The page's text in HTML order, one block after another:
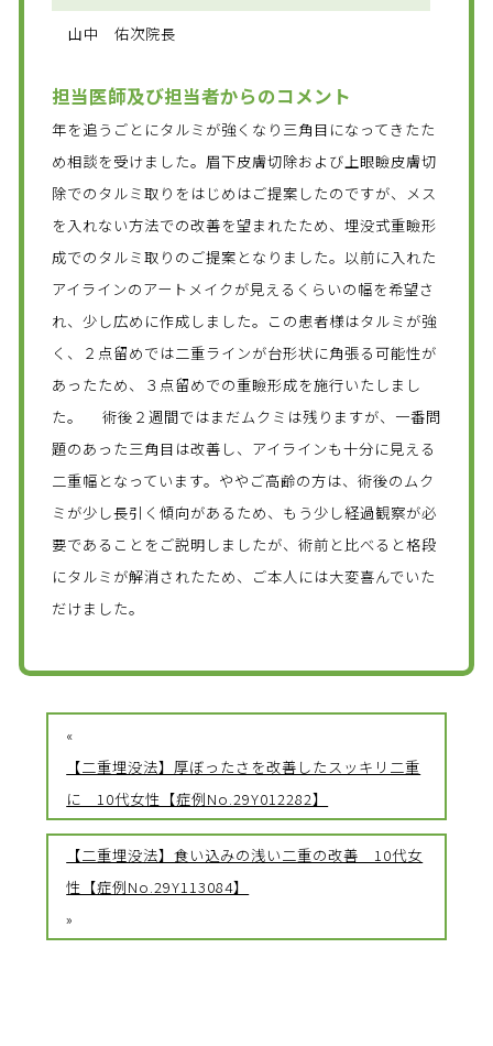
山中 佑次院長
担当医師及び担当者からのコメント
年を追うごとにタルミが強くなり三角目になってきたた
め相談を受けました。眉下皮膚切除および上眼瞼皮膚切
除でのタルミ取りをはじめはご提案したのですが、メス
を入れない方法での改善を望まれたため、埋没式重瞼形
成でのタルミ取りのご提案となりました。以前に入れた
アイラインのアートメイクが見えるくらいの幅を希望さ
れ、少し広めに作成しました。この患者様はタルミが強
く、２点留めでは二重ラインが台形状に角張る可能性が
あったため、３点留めでの重瞼形成を施行いたしまし
た。 術後２週間ではまだムクミは残りますが、一番問
題のあった三角目は改善し、アイラインも十分に見える
二重幅となっています。ややご高齢の方は、術後のムク
ミが少し長引く傾向があるため、もう少し経過観察が必
要であることをご説明しましたが、術前と比べると格段
にタルミが解消されたため、ご本人には大変喜んでいた
だけました。
«
【二重埋没法】厚ぼったさを改善したスッキリ二重
に 10代女性【症例No.29Y012282】
【二重埋没法】食い込みの浅い二重の改善 10代女
性【症例No.29Y113084】
»